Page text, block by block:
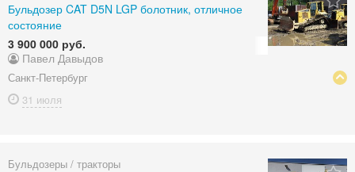
Бульдозер CAT D5N LGP болотник, отличное
состояние
3 900 000 руб.
Павел Давыдов
Санкт-Петербург
31 июля
Бульдозеры / тракторы